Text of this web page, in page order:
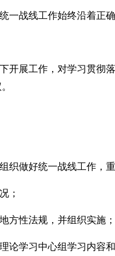
战线工作始终沿着正确
展工作，对学习贯彻
织做好统一战线工作，
；
方性法规，并组织实施；
论学习中心组学习内容